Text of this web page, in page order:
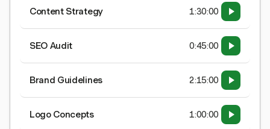
Content Strategy 1:30:00
SEO Audit 0:45:00
Brand Guidelines 2:15:00
Logo Concepts 1:00:00